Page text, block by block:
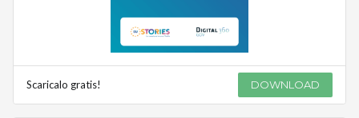
Scaricalo gratis! DOWNLOAD